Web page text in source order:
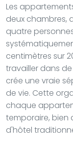
Les
deux chambres,
quatre
centimètres sur
travailler dans
crée une vraie
de vie. Cette
chaque
temporaire, bien
d'hôtel